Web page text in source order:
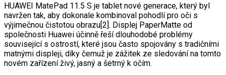
HUAWEI MatePad 11.5 S je tablet nové generace, který byl
navržen tak, aby dokonale kombinoval pohodlí pro oči s
výjimečnou čistotou obrazu[2]. Displej PaperMatte od
společnosti Huawei účinně řeší dlouhodobé problémy
související s ostrostí, které jsou často spojovány s tradičními
matnými displeji, díky čemuž je zážitek ze sledování na tomto
novém zařízení živý, jasný a šetrný k očím.